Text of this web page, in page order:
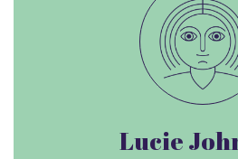
Lucie